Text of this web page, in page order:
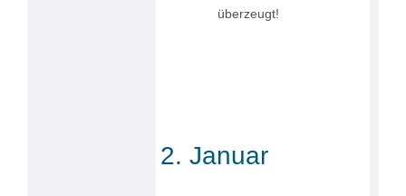
überzeugt!
2. Januar